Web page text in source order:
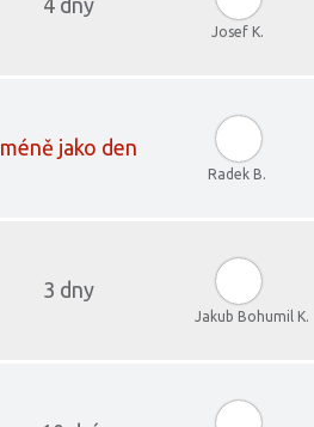
4 dny
Josef K.
méně jako den
Radek B.
3 dny
Jakub Bohumil K.